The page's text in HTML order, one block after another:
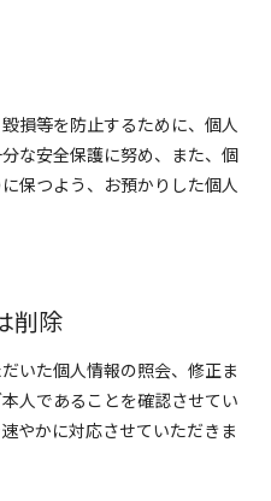
損等を防止するために、個人
な安全保護に努め、また、個
保つよう、お預かりした個人
削除
いた個人情報の照会、修正ま
人であることを確認させてい
やかに対応させていただきま